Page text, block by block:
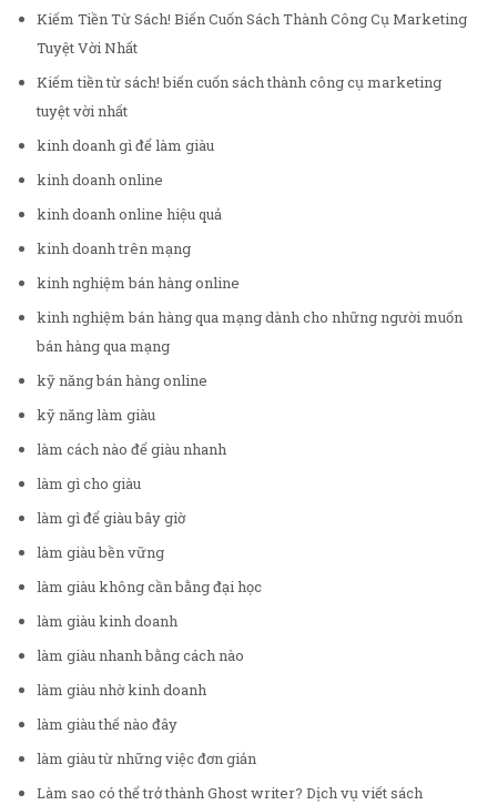
Kiếm Tiền Từ Sách! Biến Cuốn Sách Thành Công Cụ Marketing
Tuyệt Vời Nhất
Kiếm tiền từ sách! biến cuốn sách thành công cụ marketing
tuyệt vời nhất
kinh doanh gì để làm giàu
kinh doanh online
kinh doanh online hiệu quả
kinh doanh trên mạng
kinh nghiệm bán hàng online
kinh nghiệm bán hàng qua mạng dành cho những người muốn
bán hàng qua mạng
kỹ năng bán hàng online
kỹ năng làm giàu
làm cách nào để giàu nhanh
làm gì cho giàu
làm gì để giàu bây giờ
làm giàu bền vững
làm giàu không cần bằng đại học
làm giàu kinh doanh
làm giàu nhanh bằng cách nào
làm giàu nhờ kinh doanh
làm giàu thế nào đây
làm giàu từ những việc đơn giản
Làm sao có thể trở thành Ghost writer? Dịch vụ viết sách